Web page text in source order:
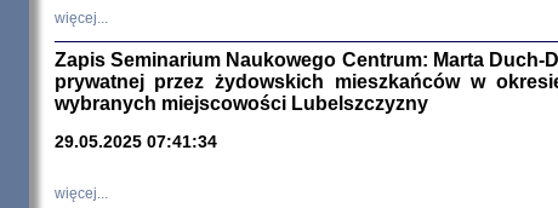
więcej...
Zapis Seminarium Naukowego Centrum: Marta Duch-
prywatnej przez żydowskich mieszkańców w
wybranych miejscowości Lubelszczyzny
29.05.2025 07:41:34
więcej...